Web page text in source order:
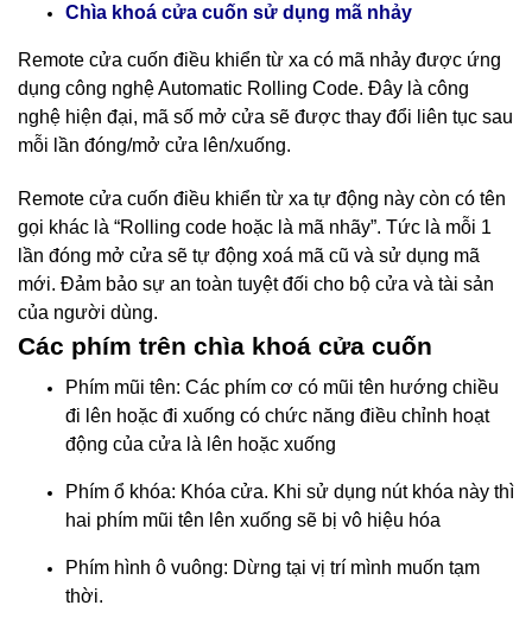
Chìa khoá cửa cuốn sử dụng mã nhảy
Remote cửa cuốn điều khiển từ xa có mã nhảy được ứng
dụng công nghệ Automatic Rolling Code. Đây là công
nghệ hiện đại, mã số mở cửa sẽ được thay đổi liên tục sau
mỗi lần đóng/mở cửa lên/xuống.
Remote cửa cuốn điều khiển từ xa tự động này còn có tên
gọi khác là “Rolling code hoặc là mã nhãy”. Tức là mỗi 1
lần đóng mở cửa sẽ tự động xoá mã cũ và sử dụng mã
mới. Đảm bảo sự an toàn tuyệt đối cho bộ cửa và tài sản
của người dùng.
Các phím trên chìa khoá cửa cuốn
Phím mũi tên: Các phím cơ có mũi tên hướng chiều
đi lên hoặc đi xuống có chức năng điều chỉnh hoạt
động của cửa là lên hoặc xuống
Phím ổ khóa: Khóa cửa. Khi sử dụng nút khóa này thì
hai phím mũi tên lên xuống sẽ bị vô hiệu hóa
Phím hình ô vuông: Dừng tại vị trí mình muốn tạm
thời.